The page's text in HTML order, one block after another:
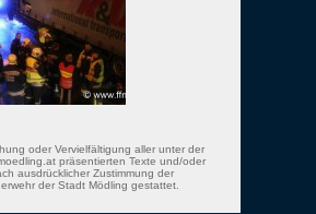
oder Vervielfältigung aller unter der
präsentierten Texte und/oder
ausdrücklicher Zustimmung der
der Stadt Mödling gestattet.